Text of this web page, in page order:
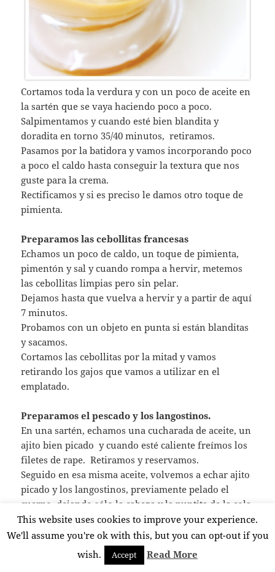
Cortamos toda la verdura y con un poco de aceite en
la sartén que se vaya haciendo poco a poco.
Salpimentamos y cuando esté bien blandita y
doradita en torno 35/40 minutos, retiramos.
Pasamos por la batidora y vamos incorporando poco
a poco el caldo hasta conseguir la textura que nos
guste para la crema.
Rectificamos y si es preciso le damos otro toque de
pimienta.
Preparamos las cebollitas francesas
Echamos un poco de caldo, un toque de pimienta,
pimentón y sal y cuando rompa a hervir, metemos
las cebollitas limpias pero sin pelar.
Dejamos hasta que vuelva a hervir y a partir de aquí
7 minutos.
Probamos con un objeto en punta si están blanditas
y sacamos.
Cortamos las cebollitas por la mitad y vamos
retirando los gajos que vamos a utilizar en el
emplatado.
Preparamos el pescado y los langostinos.
En una sartén, echamos una cucharada de aceite, un
ajito bien picado y cuando esté caliente freímos los
filetes de rape. Retiramos y reservamos.
Seguido en esa misma aceite, volvemos a echar ajito
picado y los langostinos, previamente pelado el
cuerpo, dejando sólo la cabeza y la puntita de la cola.
Salteamos bien, incorporamos el zumo de medio
limón y removemos continuamente.
Sacamos y Reservamos.
This website uses cookies to improve your experience.
We'll assume you're ok with this, but you can opt-out if you
wish.
Accept Read More